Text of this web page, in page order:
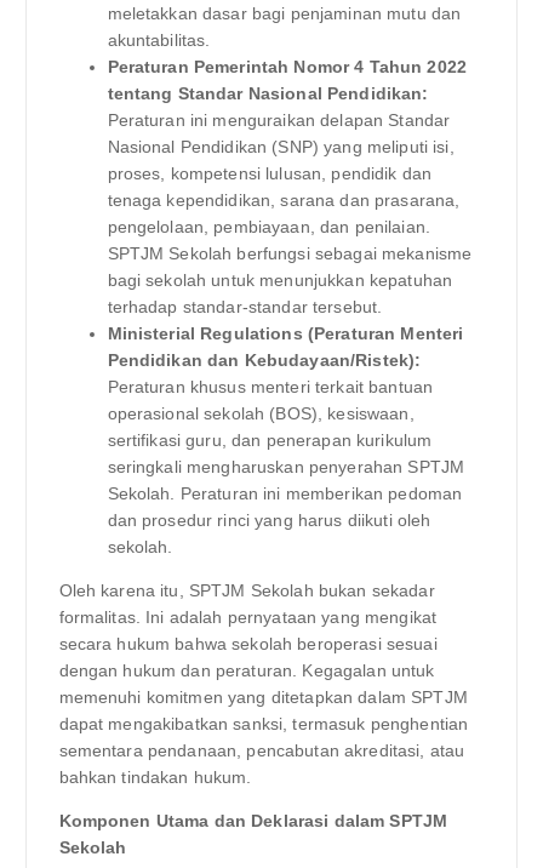
meletakkan dasar bagi penjaminan mutu dan
akuntabilitas.
Peraturan Pemerintah Nomor 4 Tahun 2022
tentang Standar Nasional Pendidikan:
Peraturan ini menguraikan delapan Standar
Nasional Pendidikan (SNP) yang meliputi isi,
proses, kompetensi lulusan, pendidik dan
tenaga kependidikan, sarana dan prasarana,
pengelolaan, pembiayaan, dan penilaian.
SPTJM Sekolah berfungsi sebagai mekanisme
bagi sekolah untuk menunjukkan kepatuhan
terhadap standar-standar tersebut.
Ministerial Regulations (Peraturan Menteri
Pendidikan dan Kebudayaan/Ristek):
Peraturan khusus menteri terkait bantuan
operasional sekolah (BOS), kesiswaan,
sertifikasi guru, dan penerapan kurikulum
seringkali mengharuskan penyerahan SPTJM
Sekolah. Peraturan ini memberikan pedoman
dan prosedur rinci yang harus diikuti oleh
sekolah.
Oleh karena itu, SPTJM Sekolah bukan sekadar
formalitas. Ini adalah pernyataan yang mengikat
secara hukum bahwa sekolah beroperasi sesuai
dengan hukum dan peraturan. Kegagalan untuk
memenuhi komitmen yang ditetapkan dalam SPTJM
dapat mengakibatkan sanksi, termasuk penghentian
sementara pendanaan, pencabutan akreditasi, atau
bahkan tindakan hukum.
Komponen Utama dan Deklarasi dalam SPTJM
Sekolah